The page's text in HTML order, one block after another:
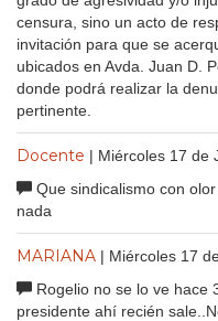
censura, sino un acto de
invitación para que se
ubicados en Avda. Juan D.
donde podrá realizar la
pertinente.
Docente | Miércoles 17 de
Que sindicalismo con
nada
MARIANA | Miércoles 17
Rogelio no se lo ve hace
presidente ahí recién